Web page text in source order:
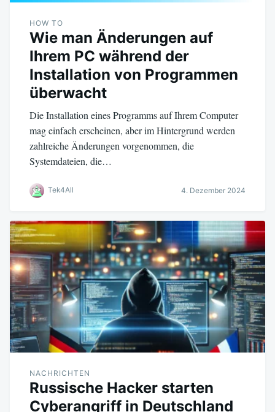
HOW TO
Wie man Änderungen auf
Ihrem PC während der
Installation von Programmen
überwacht
Die Installation eines Programms auf Ihrem Computer
mag einfach erscheinen, aber im Hintergrund werden
zahlreiche Änderungen vorgenommen, die
Systemdateien, die…
Tek4All 4. Dezember 2024
NACHRICHTEN
Russische Hacker starten
Cyberangriff in Deutschland